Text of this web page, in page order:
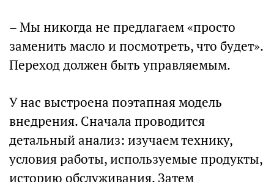
– Мы никогда не предлагаем «просто
заменить масло и посмотреть, что будет».
Переход должен быть управляемым.
У нас выстроена поэтапная модель
внедрения. Сначала проводится
детальный анализ: изучаем технику,
условия работы, используемые продукты,
историю обслуживания. Затем